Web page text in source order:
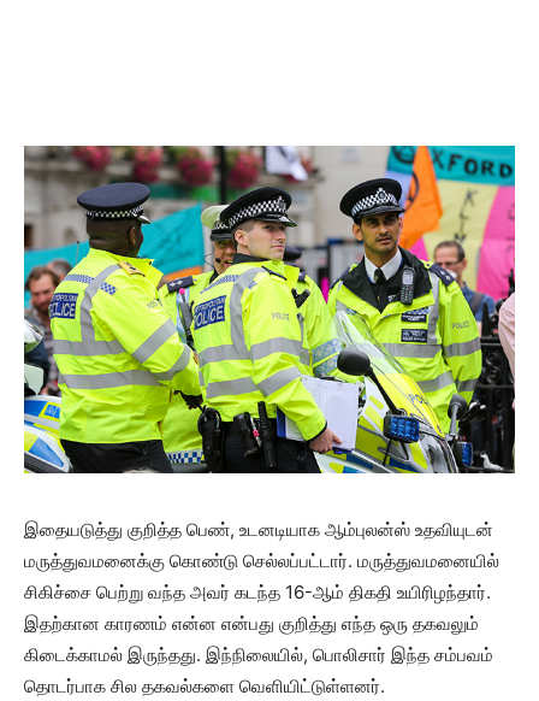
இதையடுத்து குறித்த பெண், உடனடியாக ஆம்புலன்ஸ் உதவியுடன்
மருத்துவமனைக்கு கொண்டு செல்லப்பட்டார். மருத்துவமனையில்
சிகிச்சை பெற்று வந்த அவர் கடந்த 16-ஆம் திகதி உயிரிழந்தார்.
இதற்கான காரணம் என்ன என்பது குறித்து எந்த ஒரு தகவலும்
கிடைக்காமல் இருந்தது. இந்நிலையில், பொலிசார் இந்த சம்பவம்
தொடர்பாக சில தகவல்களை வெளியிட்டுள்ளனர்.